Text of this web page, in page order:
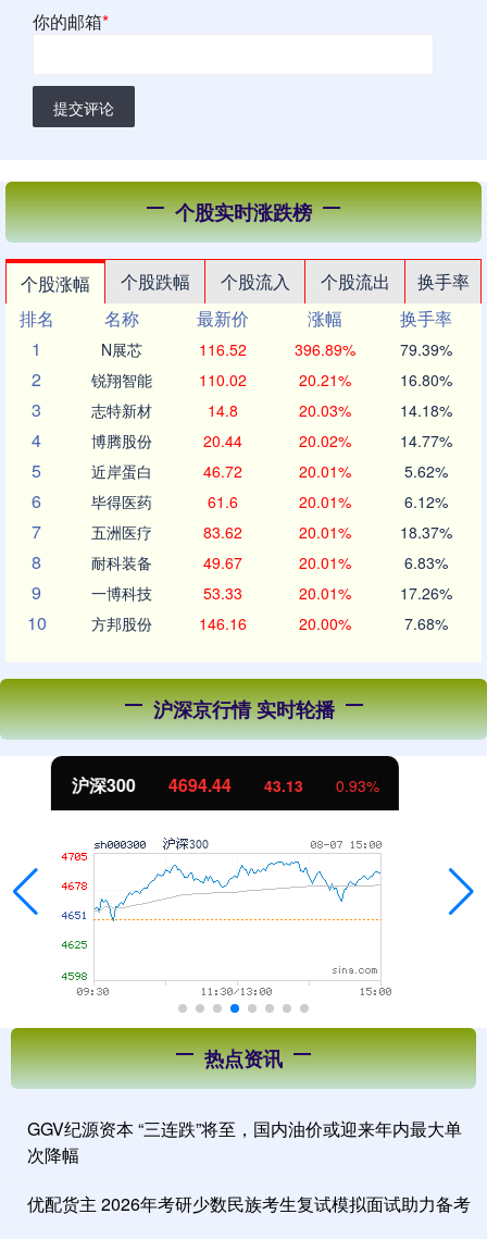
你的邮箱*
提交评论
个股实时涨跌榜
个股涨幅 个股跌幅 个股流入 个股流出
换手率
排名
名称 最新价 涨幅
换手率
1
N展芯 116.52 396.89% 79.39%
2 锐翔智能 110.02 20.21% 16.80%
3 志特新材 14.8 20.03% 14.18%
4 博腾股份 20.44 20.02% 14.77%
5 近岸蛋白 46.72 20.01% 5.62%
6 毕得医药 61.6 20.01% 6.12%
7 五洲医疗 83.62 20.01% 18.37%
8 耐科装备 49.67 20.01% 6.83%
9 一博科技 53.33 20.01% 17.26%
10 方邦股份 146.16 20.00% 7.68%
沪深京行情 实时轮播
北证50 1134.24 11.37 1.01%
热点资讯
GGV纪源资本 “三连跌”将至，国内油价或迎来年内最大单
次降幅
优配货主 2026年考研少数民族考生复试模拟面试助力备考